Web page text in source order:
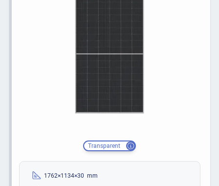
Transparent
1762×1134×30 mm